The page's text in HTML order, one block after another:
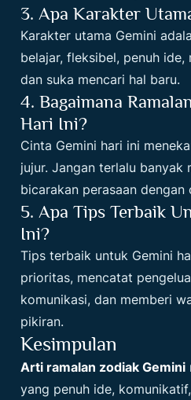
3. Apa Karakter
Karakter utama Gemini
belajar, fleksibel, penuh
dan suka mencari hal baru.
4. Bagaimana
Hari Ini?
Cinta Gemini hari ini
jujur. Jangan terlalu banyak
bicarakan perasaan dengan
5. Apa Tips Terbaik
Ini?
Tips terbaik untuk Gemini
prioritas, mencatat
komunikasi, dan memberi
pikiran.
Kesimpulan
Arti ramalan zodiak Gemini
yang penuh ide,